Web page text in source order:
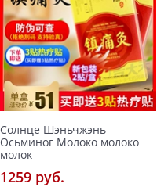
Солнце Шэньчжэнь
Осьминог Молоко молоко
молок
1259 pуб.